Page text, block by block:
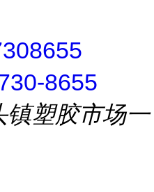
8655
镇塑胶市场一